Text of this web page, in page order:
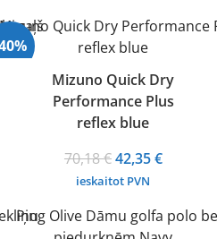
€.
95,59 €.65,34 €.
€.
Mizuno Quick Dry
Performance Plus
reflex blue
70,18€Original
price
70,18 €.
42,35€Current
42,35 €.
ieskaitot PVN